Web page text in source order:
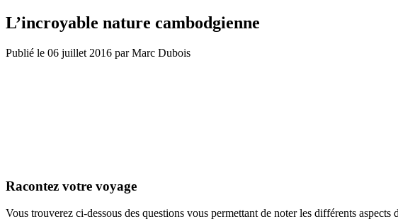
L’incroyable nature cambodgienne
Publié le 06 juillet 2016 par Marc Dubois
Racontez votre voyage
Vous trouverez ci-dessous des questions vous permettant de noter les différents